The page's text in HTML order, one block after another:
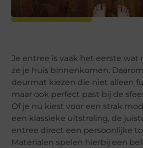
Je entree is vaak het eerste wat
ze je huis binnenkomen.
deurmat kiezen die niet alleen
maar ook perfect past bij de
Of je nu kiest voor een strak
een klassieke uitstraling, de
entree direct een persoonlijke
Materialen spelen hierbij een